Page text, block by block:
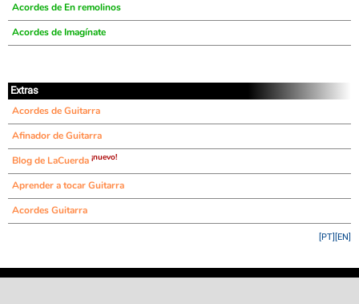
Acordes de En remolinos
Acordes de Imagínate
Extras
Acordes de Guitarra
Afinador de Guitarra
Blog de LaCuerda ¡nuevo!
Aprender a tocar Guitarra
Acordes Guitarra
[EN]
[PT]